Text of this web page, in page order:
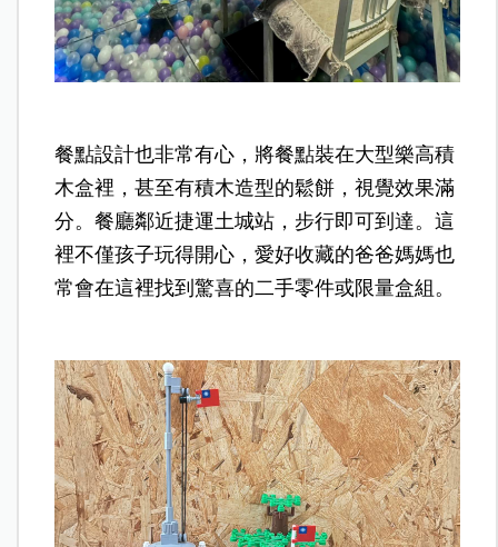
餐點設計也非常有心，將餐點裝在大型樂高積
木盒裡，甚至有積木造型的鬆餅，視覺效果滿
分。餐廳鄰近捷運土城站，步行即可到達。這
裡不僅孩子玩得開心，愛好收藏的爸爸媽媽也
常會在這裡找到驚喜的二手零件或限量盒組。